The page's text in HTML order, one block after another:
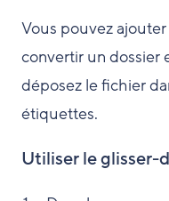
Vous pouvez
convertir un dossier
déposez le fichier
étiquettes.
Utiliser le glisser-